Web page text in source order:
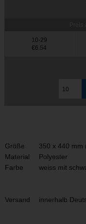
10-29
€6.54
Größe
350 x 440 mm
Material
Polyester
Farbe
weiss mit
Versand innerhalb